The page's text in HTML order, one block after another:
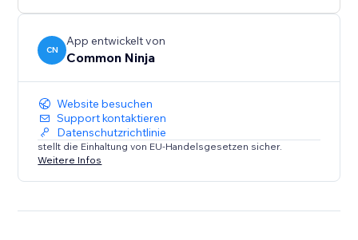
CN
App entwickelt von
Common Ninja
Website besuchen
Support kontaktieren
Datenschutzrichtlinie
stellt die Einhaltung von EU-Handelsgesetzen sicher.
Weitere Infos